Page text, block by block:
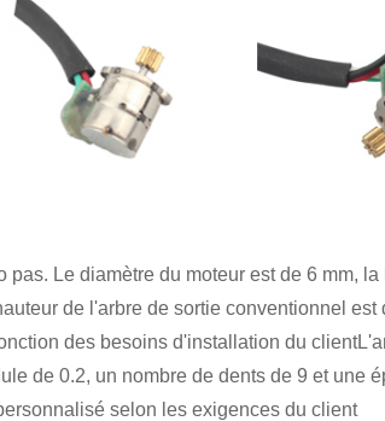
pas. Le diamètre du moteur est de 6 mm,
de l'arbre de sortie conventionnel
des besoins d'installation du
de 0.2, un nombre de dents de 9 et une
selon les exigences du client